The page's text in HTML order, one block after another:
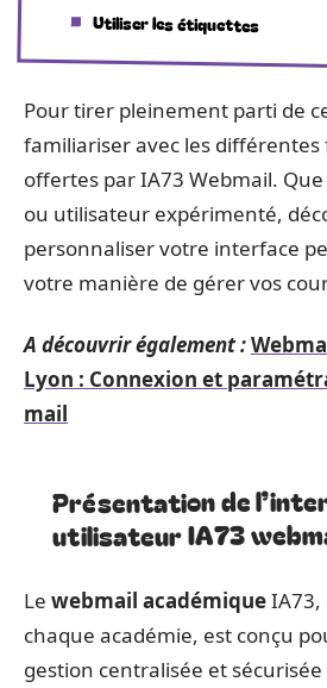
Utiliser les étiquettes
Pour tirer pleinement parti de
familiariser avec les
offertes par IA73 Webmail.
ou utilisateur expérimenté,
personnaliser votre interface
votre manière de gérer vos
A découvrir également :
Lyon : Connexion et
mail
Présentation de
utilisateur IA73
Le webmail académiqueIA73,
chaque académie, est conçu
gestion centralisée et